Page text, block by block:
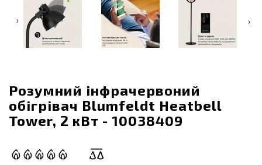
‹ ›
Розумний інфрачервоний
обігрівач Blumfeldt Heatbell
Tower, 2 кВт - 10038409